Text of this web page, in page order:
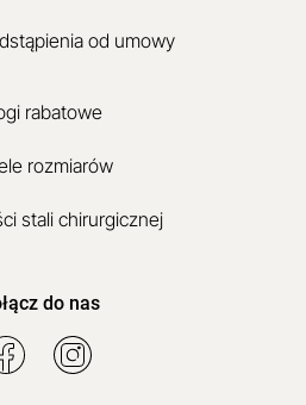
od umowy
rabatowe
rozmiarów
stali chirurgicznej
do nas